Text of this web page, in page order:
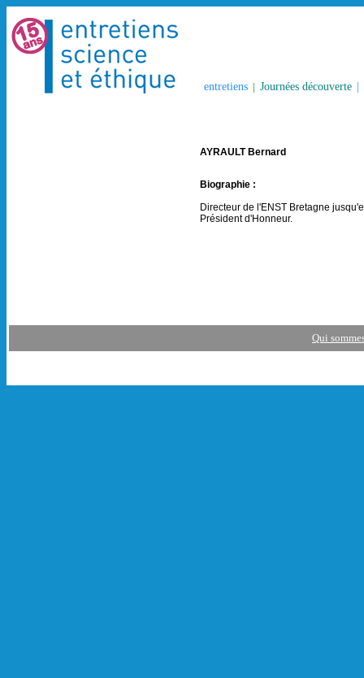
entretiens | Journées découverte
AYRAULT Bernard
Biographie :
Directeur de l'ENST Bretagne
Président d'Honneur.
Qui